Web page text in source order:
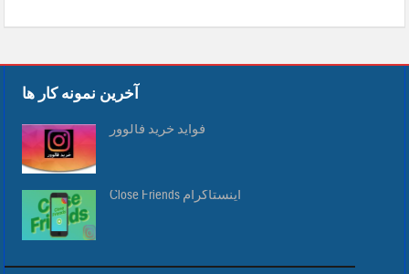
آخرین نمونه کار ها
فواید خرید فالوور
Close Friends اینستاگرام